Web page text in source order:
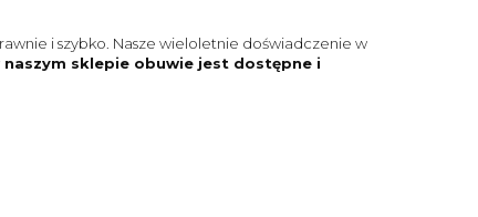
i szybko. Nasze wieloletnie doświadczenie w
naszym sklepie obuwie jest dostępne i